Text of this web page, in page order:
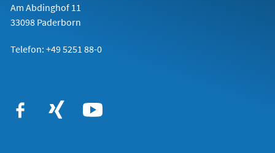
Am Abdinghof 11
33098 Paderborn
Telefon: +49 5251 88-0